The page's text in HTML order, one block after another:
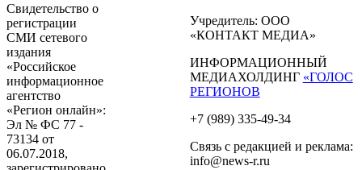
Свидетельство о
регистрации
СМИ сетевого
издания
«Российское
информационное
агентство
«Регион онлайн»:
Эл № ФС 77 -
73134 от
06.07.2018,
Учредитель: ООО
«КОНТАКТ МЕДИА»
ИНФОРМАЦИОННЫЙ
МЕДИАХОЛДИНГ «ГОЛОС
РЕГИОНОВ
+7 (989) 335-49-34
Связь с редакцией и реклама:
info@news-r.ru